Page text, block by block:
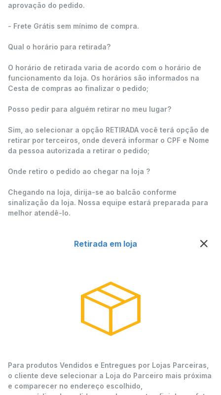
aprovação do pedido.
- Frete Grátis sem mínimo de compra.
Qual o horário para retirada?
O horário de retirada varia de acordo com o horário de
funcionamento da loja. Os horários são informados na
Cesta de compras ao finalizar o pedido;
Posso pedir para alguém retirar no meu lugar?
Sim, ao selecionar a opção RETIRADA você terá opção de
retirar por terceiros, onde deverá informar o CPF e Nome
da pessoa autorizada a retirar o pedido;
Onde retiro o pedido ao chegar na loja ?
Chegando na loja, dirija-se ao balcão conforme
sinalização da loja. Nossa equipe estará preparada para
melhor atendê-lo.
Retirada em loja
Para produtos Vendidos e Entregues por Lojas Parceiras,
o cliente deve selecionar a Loja do Parceiro mais próxima
e comparecer no endereço escolhido,